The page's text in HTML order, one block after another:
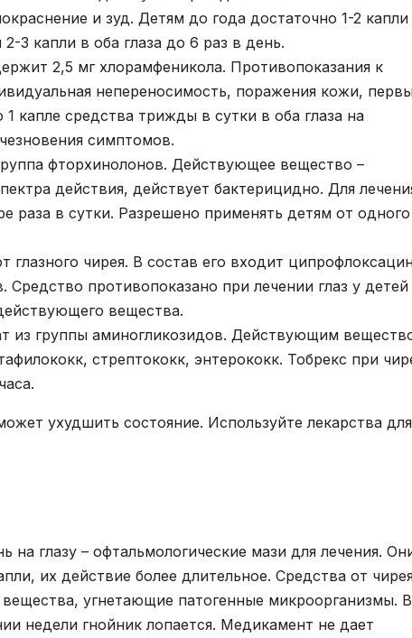
и зуд. Детям до года достаточно 1-2
3 капли в оба глаза до 6 раз в день.
2,5 мг хлорамфеникола. Противопоказания к
непереносимость, поражения кожи,
капле средства трижды в сутки в оба глаза на
симптомов.
фторхинолонов. Действующее вещество –
действия, действует бактерицидно. Для
раза в сутки. Разрешено применять детям от одного
глазного чирея. В состав его входит
Средство противопоказано при лечении глаз у
вещества.
из группы аминогликозидов. Действующим
стрептококк, энтерококк. Тобрекс при
ухудшить состояние. Используйте лекарства для
на глазу – офтальмологические мази для лечения.
их действие более длительное. Средства от
угнетающие патогенные микроорганизмы. В
недели гнойник лопается. Медикамент не дает